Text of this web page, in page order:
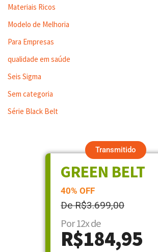
Materiais Ricos
Modelo de Melhoria
Para Empresas
qualidade em saúde
Seis Sigma
Sem categoria
Série Black Belt
Transmitido
GREEN BELT
40% OFF
De R$3.699,00
Por 12x de
R$184,95